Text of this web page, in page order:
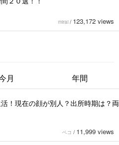
mirai / 123,172 views
月 年間
！現在の顔が別人？出所時期は？両
ペコ / 11,999 views